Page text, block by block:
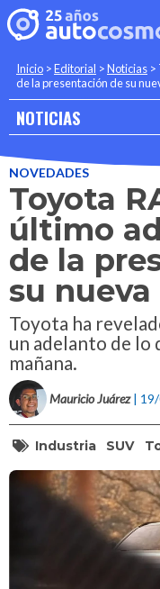
Inicio >Editorial >Noticias >
de la presentación de su
NOTICIAS
NOVEDADES
Toyota
último
de la
su
Toyota ha
un adelanto de lo
mañana.
Mauricio Juárez |
Industria SUV